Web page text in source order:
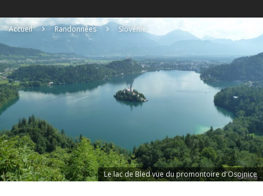
Accueil Randonnées Slovénie
Le lac de Bled vue du promontoire d'Osojnice